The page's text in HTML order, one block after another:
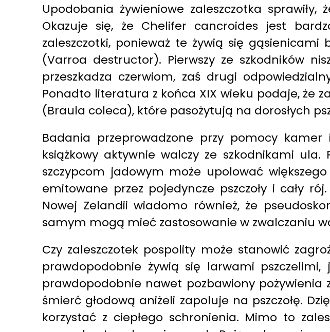
Upodobania żywieniowe zaleszczotka
Okazuje się, że Chelifer cancroides jest
zaleszczotki, ponieważ te żywią się
(Varroa destructor). Pierwszy ze szkodników
przeszkadza czerwiom, zaś drugi
Ponadto literatura z końca XIX wieku podaje, że
(Braula coleca), które pasożytują na dorosłych
Badania przeprowadzone przy pomocy kamer
książkowy aktywnie walczy ze szkodnikami ula.
szczypcom jadowym może upolować
emitowane przez pojedyncze pszczoły i cały
Nowej Zelandii wiadomo również, że
samym mogą mieć zastosowanie w zwalczaniu
Czy zaleszczotek pospolity może stanowić
prawdopodobnie żywią się larwami
prawdopodobnie nawet pozbawiony pożywienia
śmierć głodową aniżeli zapoluje na pszczołę.
korzystać z ciepłego schronienia. Mimo to